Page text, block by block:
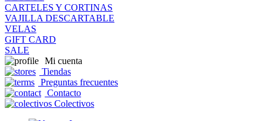
CARTELES Y CORTINAS
VAJILLA DESCARTABLE
VELAS
GIFT CARD
SALE
Mi cuenta
Tiendas
Preguntas frecuentes
Contacto
Colectivos